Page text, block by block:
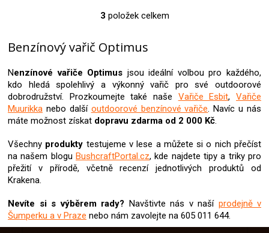
O
l
á
a
c
í
p
r
k
y
v
i
s
u
3 položek celkem
Benzínový vařič Optimus
Nenzínové vařiče Optimus jsou ideální volbou pro každého,
kdo hledá spolehlivý a výkonný vařič pro své outdoorové
dobrodružství. Prozkoumejte také naše Vařiče Esbit,Vařiče
Muurikka nebo další outdoorové benzínové vařiče. Navíc u nás
máte možnost získat dopravu zdarma od 2 000 Kč.
Všechny produkty testujeme v lese a můžete si o nich přečíst
na našem blogu BushcraftPortal.cz, kde najdete tipy a triky pro
přežití v přírodě, včetně recenzí jednotlivých produktů od
Krakena.
Nevíte si s výběrem rady? Navštivte nás v naší prodejně v
Šumperku a v Praze nebo nám zavolejte na 605 011 644.